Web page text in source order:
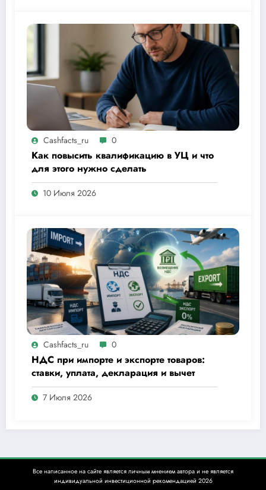
Cashfacts_ru 0
Как повысить квалификацию в УЦ и что
для этого нужно сделать
10 Июля 2026
Cashfacts_ru 0
НДС при импорте и экспорте товаров:
ставки, уплата, декларация и вычет
7 Июля 2026
Все написанное на сайте является личным мнением автора и не является
индивидуальной инвестиционной рекомендацией 2026